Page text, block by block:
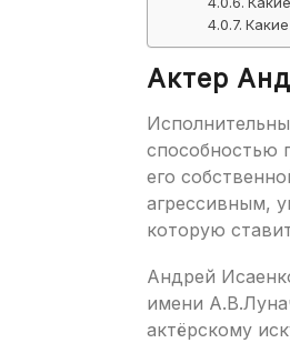
Актер
способностью
его
агрессивным,
которую
Андрей
имени
актёрскому